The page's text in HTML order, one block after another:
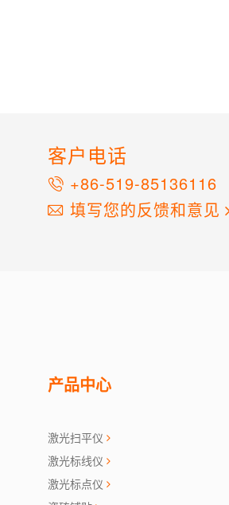
客户电话
+86-519-85136116
填写您的反馈和意见
产品中心
激光扫平仪
激光标线仪
激光标点仪